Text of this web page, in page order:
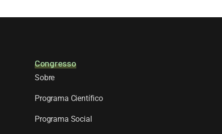
Congresso
Sobre
Programa Científico
Programa Social